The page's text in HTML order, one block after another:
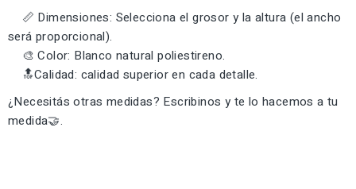
📏 Dimensiones: Selecciona el grosor y la altura (el ancho
será proporcional).
🎨 Color: Blanco natural poliestireno.
🔝Calidad: calidad superior en cada detalle.
¿Necesitás otras medidas? Escribinos y te lo hacemos a tu
medida🤝.